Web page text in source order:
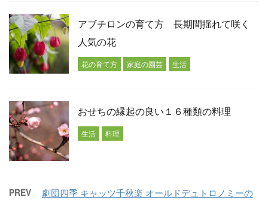
アブチロンの育て方 長期間揺れて咲く
人気の花
花の育て方 家庭の園芸 生活
おせちの縁起の良い１６種類の料理
生活 料理
PREV
劇団四季 キャッツ千秋楽 オールドデュトロノミーの